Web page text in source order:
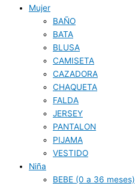
Mujer
BAÑO
BATA
BLUSA
CAMISETA
CAZADORA
CHAQUETA
FALDA
JERSEY
PANTALON
PIJAMA
VESTIDO
Niña
BEBE (0 a 36 meses)